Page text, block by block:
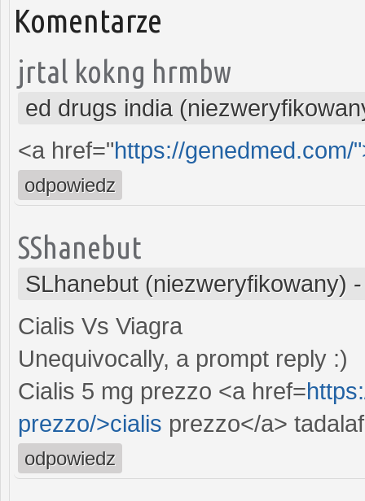
Komentarze
jrtal kokng hrmbw
ed drugs india
<a href="https://genedmed.com/
odpowiedz
SShanebut
SLhanebut (niezweryfikowany)
Cialis Vs Viagra
Unequivocally, a prompt reply :)
Cialis 5 mg prezzo <a href=
prezzo/>cialis prezzo</a>
odpowiedz